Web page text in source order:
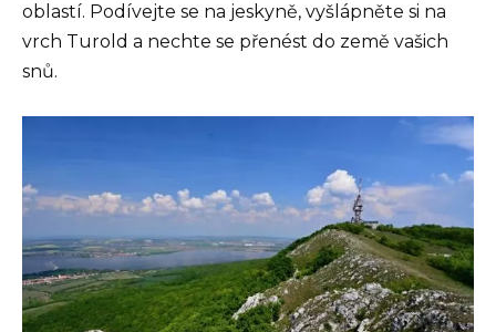
oblastí. Podívejte se na jeskyně, vyšlápněte si na
vrch Turold a nechte se přenést do země vašich
snů.